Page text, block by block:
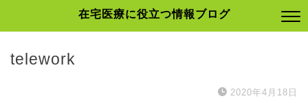
在宅医療に役立つ情報ブログ
telework
2020年4月18日